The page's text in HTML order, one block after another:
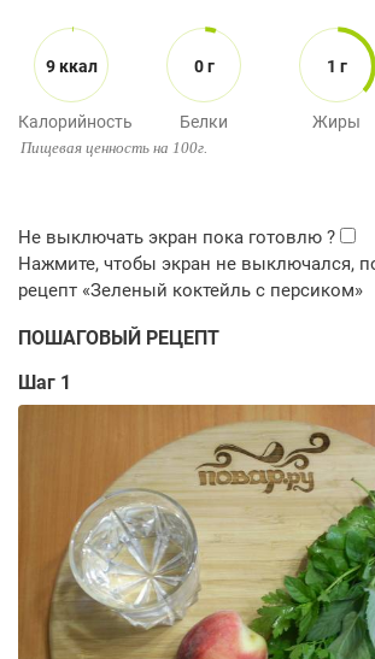
9 ккал
Калорийность
0 г
Белки
1 г
Жиры
Пищевая ценность на 100г.
ПОШАГОВЫЙ РЕЦЕПТ
Шаг 1